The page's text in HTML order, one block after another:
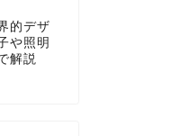
的デザ
や照明
解説